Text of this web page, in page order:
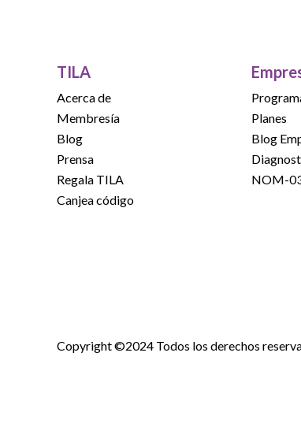
TILA
Acerca de
Membresía
Blog
Prensa
Regala TILA
Canjea código
Planes
Blog
NOM-
Copyright ©2024 Todos los derechos